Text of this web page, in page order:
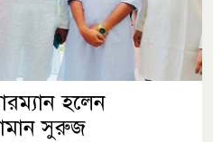
হলেন
সুরুজ